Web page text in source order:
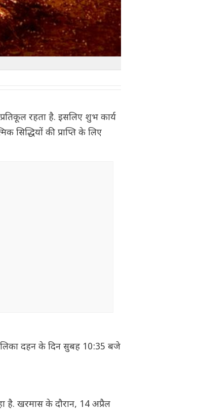
रहता है. इसलिए शुभ कार्य
सिद्धियों की प्राप्ति के लिए
दहन के दिन सुबह 10:35 बजे
है. खरमास के दौरान, 14 अप्रैल